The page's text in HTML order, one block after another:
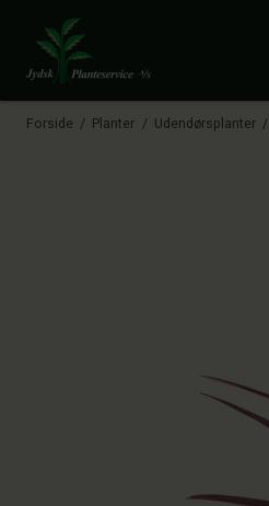
Forside Planter Udendørsplanter